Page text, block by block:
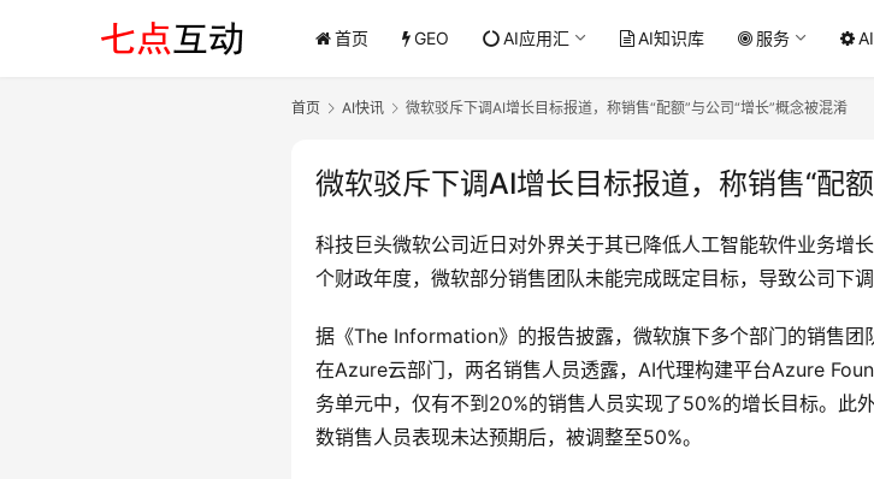
首页 GEO AI应用汇 AI知识库 服务
首页 AI快讯 微软驳斥下调AI增长目标报道，称销售“配额”与公司“增长”概念被混淆
微软驳斥下调AI增长目标报道，称销售“配
科技巨头微软公司近日对外界关于其已降低人工智能软件业务增
个财政年度，微软部分销售团队未能完成既定目标，导致公司下调
据《The Information》的报告披露，微软旗下多个部门的销售
在Azure云部门，两名销售人员透露，AI代理构建平台Azure
务单元中，仅有不到20%的销售人员实现了50%的增长目标。此
数销售人员表现未达预期后，被调整至50%。